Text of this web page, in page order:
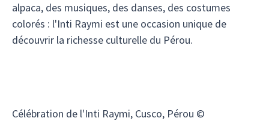
alpaca, des musiques, des danses, des costumes
colorés : l'Inti Raymi est une occasion unique de
découvrir la richesse culturelle du Pérou.
Célébration de l'Inti Raymi, Cusco, Pérou ©